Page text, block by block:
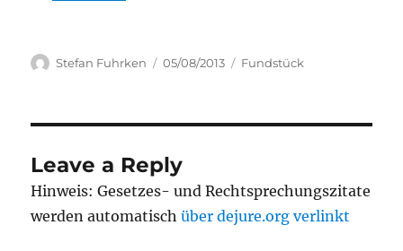
Author
Stefan Fuhrken
Posted
05/08/2013 Categories
Fundstück
Leave a Reply
Hinweis: Gesetzes- und Rechtsprechungszitate
werden automatischüber dejure.org verlinkt